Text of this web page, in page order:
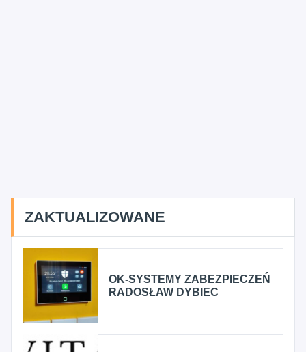
ZAKTUALIZOWANE
OK-SYSTEMY ZABEZPIECZEŃ
RADOSŁAW DYBIEC